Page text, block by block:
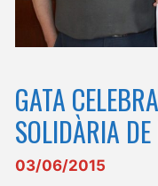
GATA
SOLIDÀRIA
03/06/2015